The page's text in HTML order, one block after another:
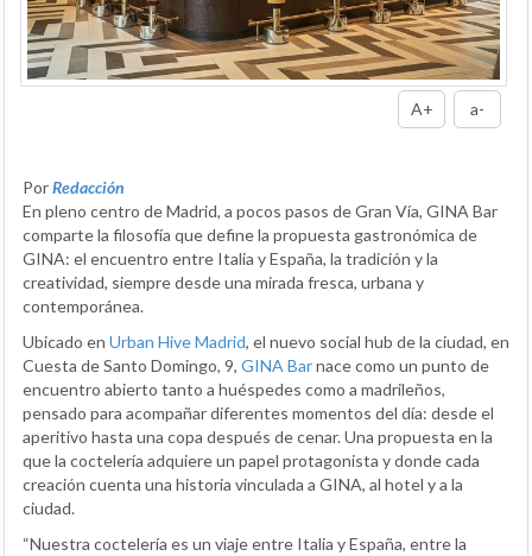
A+ a-
PorRedacción
En pleno centro de Madrid, a pocos pasos de Gran Vía, GINA Bar
comparte la filosofía que define la propuesta gastronómica de
GINA: el encuentro entre Italia y España, la tradición y la
creatividad, siempre desde una mirada fresca, urbana y
contemporánea.
Ubicado en Urban Hive Madrid, el nuevo social hub de la ciudad, en
Cuesta de Santo Domingo, 9, GINA Barnace como un punto de
encuentro abierto tanto a huéspedes como a madrileños,
pensado para acompañar diferentes momentos del día: desde el
aperitivo hasta una copa después de cenar. Una propuesta en la
que la coctelería adquiere un papel protagonista y donde cada
creación cuenta una historia vinculada a GINA, al hotel y a la
ciudad.
“Nuestra coctelería es un viaje entre Italia y España, entre la